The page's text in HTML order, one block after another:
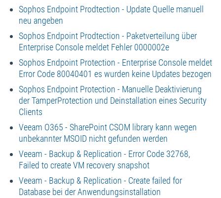
Sophos Endpoint Prodtection - Update Quelle manuell
neu angeben
Sophos Endpoint Prodtection - Paketverteilung über
Enterprise Console meldet Fehler 0000002e
Sophos Endpoint Protection - Enterprise Console meldet
Error Code 80040401 es wurden keine Updates bezogen
Sophos Endpoint Protection - Manuelle Deaktivierung
der TamperProtection und Deinstallation eines Security
Clients
Veeam O365 - SharePoint CSOM library kann wegen
unbekannter MSOID nicht gefunden werden
Veeam - Backup & Replication - Error Code 32768,
Failed to create VM recovery snapshot
Veeam - Backup & Replication - Create failed for
Database bei der Anwendungsinstallation